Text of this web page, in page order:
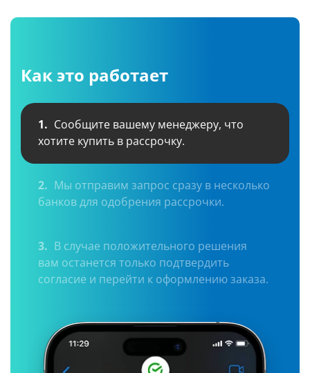
Как это работает
1. Сообщите вашему менеджеру, что
хотите купить в рассрочку.
2. Мы отправим запрос сразу в несколько
банков для одобрения рассрочки.
3. В случае положительного решения
вам останется только подтвердить
согласие и перейти к оформлению заказа.